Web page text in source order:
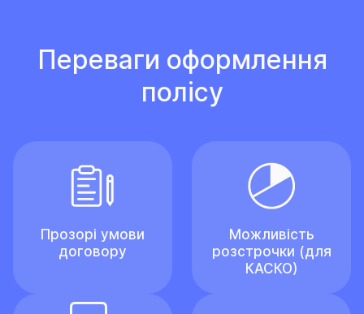
Переваги оформлення
полісу
Прозорі умови
договору
Можливість
розстрочки (для
КАСКО)